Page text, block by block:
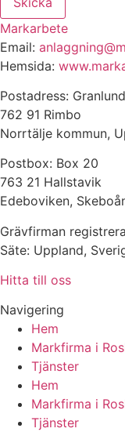
Markarbete
Email:
Hemsida:
Postadress:
762 91 Rimbo
Norrtälje kommun,
Postbox: Box 20
763 21 Hallstavik
Edeboviken,
Grävfirman
Säte: Uppland,
Hitta till oss
Navigering
Hem
Markfirma i
Tjänster
Hem
Markfirma i
Tjänster